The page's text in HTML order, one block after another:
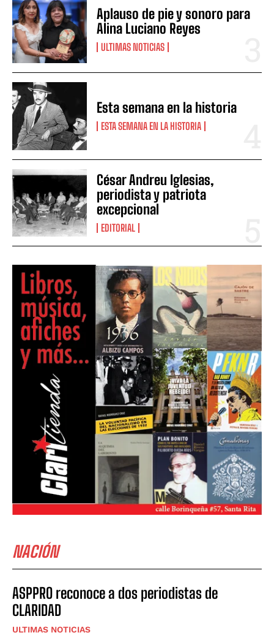
Aplauso de pie y sonoro para
Alina Luciano Reyes
ULTIMAS NOTICIAS
Esta semana en la historia
ESTA SEMANA EN LA HISTORIA
César Andreu Iglesias,
periodista y patriota
excepcional
EDITORIAL
NACIÓN
ASPPRO reconoce a dos periodistas de
CLARIDAD
ULTIMAS NOTICIAS